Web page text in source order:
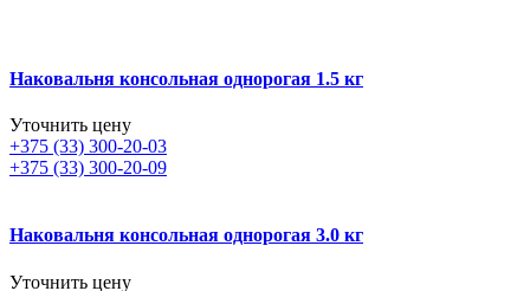
Наковальня консольная однорогая 1.5 кг
Уточнить цену
+375 (33) 300-20-03
+375 (33) 300-20-09
Наковальня консольная однорогая 3.0 кг
Уточнить цену